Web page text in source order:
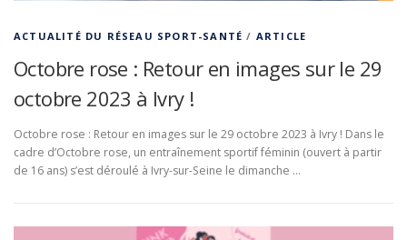
ACTUALITÉ DU RÉSEAU SPORT-SANTÉ / ARTICLE
Octobre rose : Retour en images sur le 29
octobre 2023 à Ivry !
Octobre rose : Retour en images sur le 29 octobre 2023 à Ivry ! Dans le
cadre d’Octobre rose, un entraînement sportif féminin (ouvert à partir
de 16 ans) s’est déroulé à Ivry-sur-Seine le dimanche …